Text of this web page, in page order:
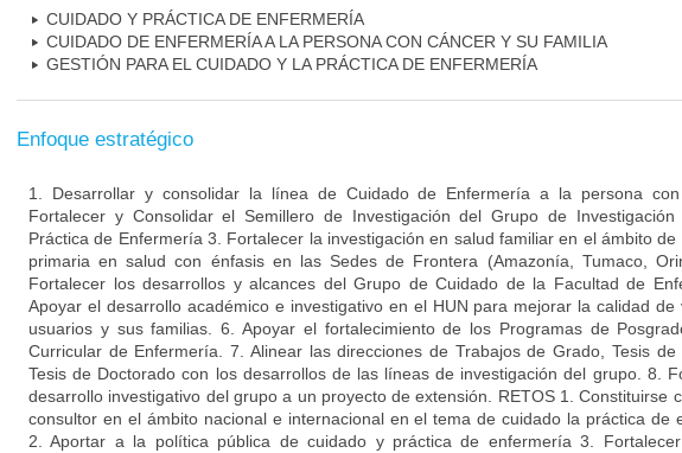
CUIDADO Y PRÁCTICA DE ENFERMERÍA
CUIDADO DE ENFERMERÍA A LA PERSONA CON CÁNCER Y SU FAMILIA
GESTIÓN PARA EL CUIDADO Y LA PRÁCTICA DE ENFERMERÍA
Enfoque estratégico
1. Desarrollar y consolidar la línea de Cuidado de Enfermería a la persona con
Fortalecer y Consolidar el Semillero de Investigación del Grupo de Investigación
Práctica de Enfermería 3. Fortalecer la investigación en salud familiar en el ámbito de
primaria en salud con énfasis en las Sedes de Frontera (Amazonía, Tumaco,
Fortalecer los desarrollos y alcances del Grupo de Cuidado de la Facultad de
Apoyar el desarrollo académico e investigativo en el HUN para mejorar la calidad de
usuarios y sus familias. 6. Apoyar el fortalecimiento de los Programas de
Curricular de Enfermería. 7. Alinear las direcciones de Trabajos de Grado, Tesis
Tesis de Doctorado con los desarrollos de las líneas de investigación del grupo. 8.
desarrollo investigativo del grupo a un proyecto de extensión. RETOS 1. Constituirse
consultor en el ámbito nacional e internacional en el tema de cuidado la práctica de
2. Aportar a la política pública de cuidado y práctica de enfermería 3.